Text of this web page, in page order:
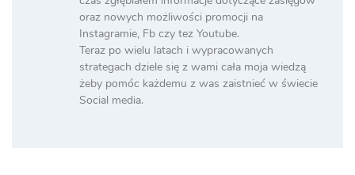
oraz nowych możliwości promocji na
Instagramie, Fb czy tez Youtube.
Teraz po wielu latach i wypracowanych
strategach dziele się z wami cała moja wiedzą
żeby pomóc każdemu z was zaistnieć w świecie
Social media.